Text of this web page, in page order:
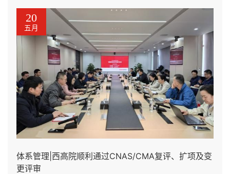
20
五月
体系管理|西高院顺利通过CNAS/CMA复评、扩项及变
更评审